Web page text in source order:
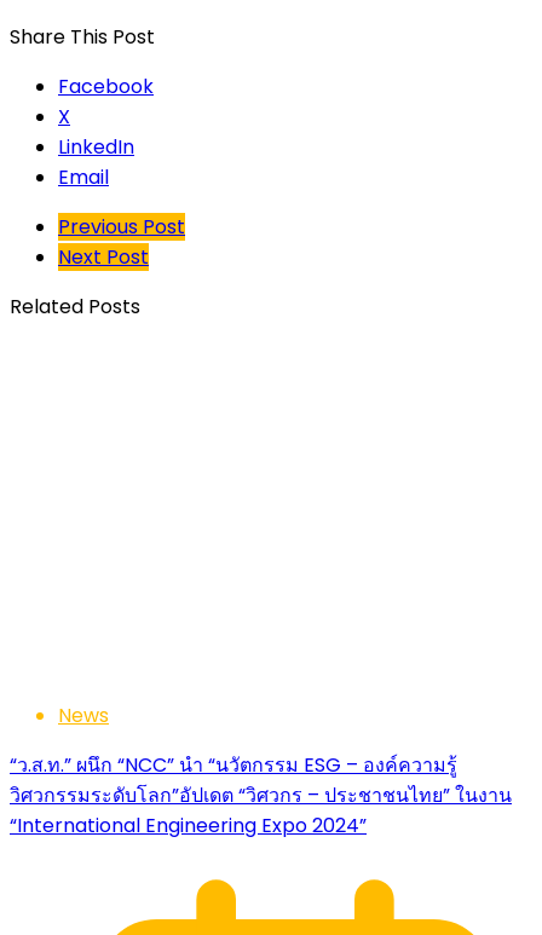
Share This Post
Facebook
X
LinkedIn
Email
Previous Post
Next Post
Related Posts
News
“ว.ส.ท.” ผนึก “NCC” นำ “นวัตกรรม ESG – องค์ความรู้
วิศวกรรมระดับโลก”อัปเดต “วิศวกร – ประชาชนไทย” ในงาน
“International Engineering Expo 2024”